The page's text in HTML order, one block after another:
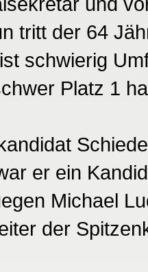
tritt der 64
schwierig
Platz 1
er ein
Michael
der